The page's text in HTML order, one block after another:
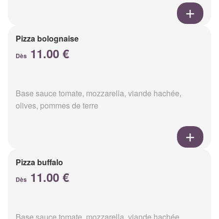
Pizza bolognaise
Dès 11.00 €
Base sauce tomate, mozzarella, viande hachée,
olives, pommes de terre
Pizza buffalo
Dès 11.00 €